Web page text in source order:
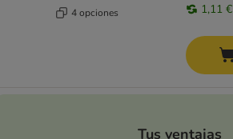
4 opciones 1,11 €
Tus ventajas